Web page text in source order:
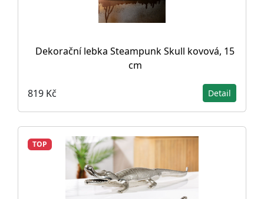
Dekorační lebka Steampunk Skull kovová, 15
cm
819 Kč Detail
TOP